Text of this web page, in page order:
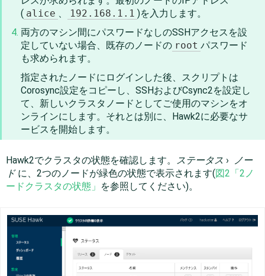
( alice 、 192.168.1.1 )を入力します。
両方のマシン間にパスワードなしのSSHアクセスを設
定していない場合、既存のノードの root パスワード
も求められます。
指定されたノードにログインした後、スクリプトは
Corosync設定をコピーし、SSHおよびCsync2を設定し
て、新しいクラスタノードとしてご使用のマシンをオ
ンラインにします。それとは別に、Hawk2に必要なサ
ービスを開始します。
Hawk2でクラスタの状態を確認します。 ステータス ›
ノー
ドに、2つのノードが緑色の状態で表示されます(図2「2ノ
ードクラスタの状態」 を参照してください)。